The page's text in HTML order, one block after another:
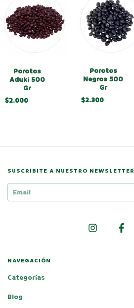
Porotos
Aduki 500
Gr
$2.000
Porotos
Negros 500
Gr
$2.300
SUSCRIBITE A NUESTRO NEWSLETTER
NAVEGACIÓN
Categorías
Blog